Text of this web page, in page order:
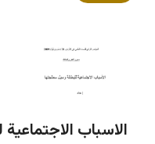
الاسباب